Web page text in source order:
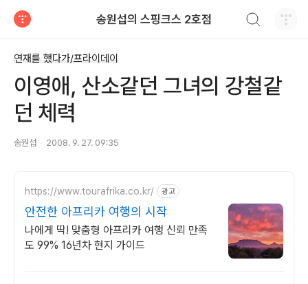
송원섭의 스핑크스 2호점
연재를 했다가/프라이데이
이영애, 산소같던 그녀의 강철같
던 체력
송원섭 2008. 9. 27. 09:35
https://www.tourafrika.co.kr/ 광고
안전한 아프리카 여행의 시작
나에게 딱! 맞춤형 아프리카 여행 신뢰 만족
도 99% 16년차 현지 가이드